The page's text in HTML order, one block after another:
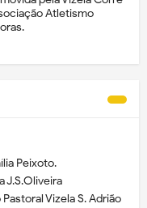
Atletismo
Peixoto.
J.S.Oliveira
Vizela S. Adrião